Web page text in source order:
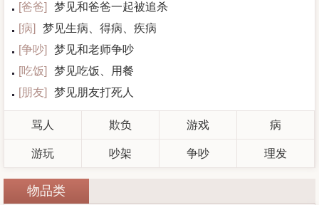
[爸爸]
梦见和爸爸一起被追杀
[病]
梦见生病、得病、疾病
[争吵]
梦见和老师争吵
[吃饭]
梦见吃饭、用餐
[朋友] 梦见朋友打死人
骂人 欺负 游戏 病
游玩 吵架 争吵 理发
物品类